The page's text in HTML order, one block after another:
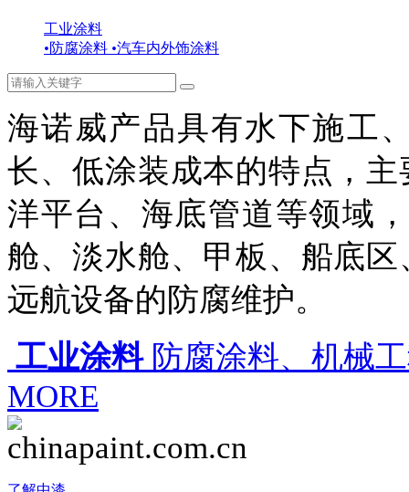
工业涂料
•防腐涂料 •汽车内外饰涂料
海诺威产品具有水下施工
长、低涂装成本的特点，
洋平台、海底管道等领域
舱、淡水舱、甲板、船底
远航设备的防腐维护。
工业涂料 防腐涂料、机械
MORE